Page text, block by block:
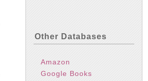
Other Databases
Amazon
Google Books